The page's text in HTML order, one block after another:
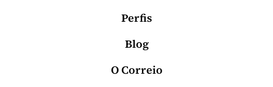
Perfis
Blog
O Correio